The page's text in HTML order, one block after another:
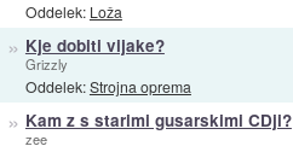
Oddelek: Loža
» Kje dobiti vijake?
Grizzly
Oddelek:Strojna oprema
» Kam z s starimi gusarskimi CDji?
zee